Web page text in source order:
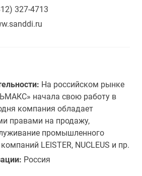
327-4713
На российском рынке
начала свою работу в
компания обладает
правами на продажу,
промышленного
LEISTER, NUCLEUS и пр.
Россия